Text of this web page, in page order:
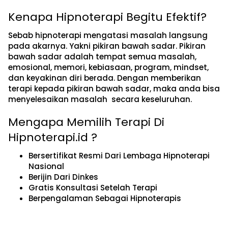
Kenapa Hipnoterapi Begitu Efektif?
Sebab hipnoterapi mengatasi masalah langsung
pada akarnya. Yakni pikiran bawah sadar. Pikiran
bawah sadar adalah tempat semua masalah,
emosional, memori, kebiasaan, program, mindset,
dan keyakinan diri berada. Dengan memberikan
terapi kepada pikiran bawah sadar, maka anda bisa
menyelesaikan masalah secara keseluruhan.
Mengapa Memilih Terapi Di
Hipnoterapi.id ?
Bersertifikat Resmi Dari Lembaga Hipnoterapi
Nasional
Berijin Dari Dinkes
Gratis Konsultasi Setelah Terapi
Berpengalaman Sebagai Hipnoterapis